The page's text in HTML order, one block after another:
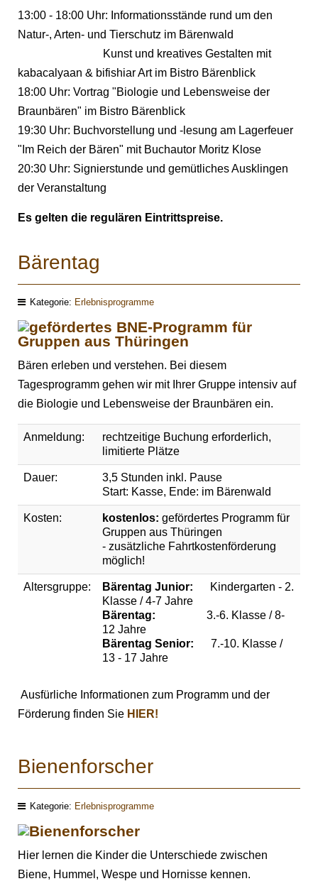
13:00 - 18:00 Uhr: Informationsstände rund um den
Natur-, Arten- und Tierschutz im Bärenwald
Kunst und kreatives Gestalten mit
kabacalyaan & bifishiar Art im Bistro Bärenblick
18:00 Uhr: Vortrag "Biologie und Lebensweise der
Braunbären" im Bistro Bärenblick
19:30 Uhr: Buchvorstellung und -lesung am Lagerfeuer
"Im Reich der Bären" mit Buchautor Moritz Klose
20:30 Uhr: Signierstunde und gemütliches Ausklingen
der Veranstaltung
Es gelten die regulären Eintrittspreise.
Bärentag
Kategorie: Erlebnisprogramme
Bären erleben und verstehen. Bei diesem
Tagesprogramm gehen wir mit Ihrer Gruppe intensiv auf
die Biologie und Lebensweise der Braunbären ein.
Anmeldung:
rechtzeitige Buchung erforderlich,
limitierte Plätze
Dauer:
3,5 Stunden inkl. Pause
Start: Kasse, Ende: im Bärenwald
Kosten: kostenlos: gefördertes Programm für
Gruppen aus Thüringen
- zusätzliche Fahrtkostenförderung
möglich!
Altersgruppe: Bärentag Junior: Kindergarten - 2.
Klasse / 4-7 Jahre
Bärentag: 3.-6. Klasse / 8-
12 Jahre
Bärentag Senior: 7.-10. Klasse /
13 - 17 Jahre
Ausfürliche Informationen zum Programm und der
Förderung finden Sie HIER!
Bienenforscher
Kategorie: Erlebnisprogramme
Hier lernen die Kinder die Unterschiede zwischen
Biene, Hummel, Wespe und Hornisse kennen.